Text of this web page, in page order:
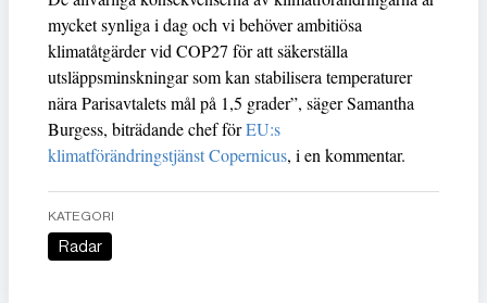
mycket synliga i dag och vi behöver ambitiösa
klimatåtgärder vid COP27 för att säkerställa
utsläppsminskningar som kan stabilisera temperaturer
nära Parisavtalets mål på 1,5 grader”, säger Samantha
Burgess, biträdande chef förEU:s
klimatförändringstjänst Copernicus, i en kommentar.
KATEGORI
Radar